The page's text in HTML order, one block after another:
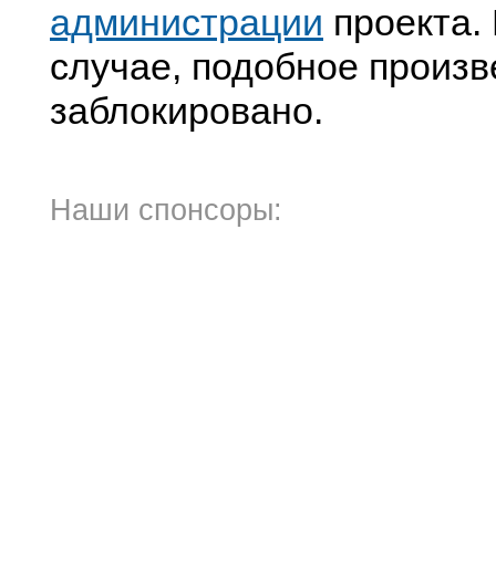
администрации
случае, подобное
заблокировано.
Наши спонсоры: